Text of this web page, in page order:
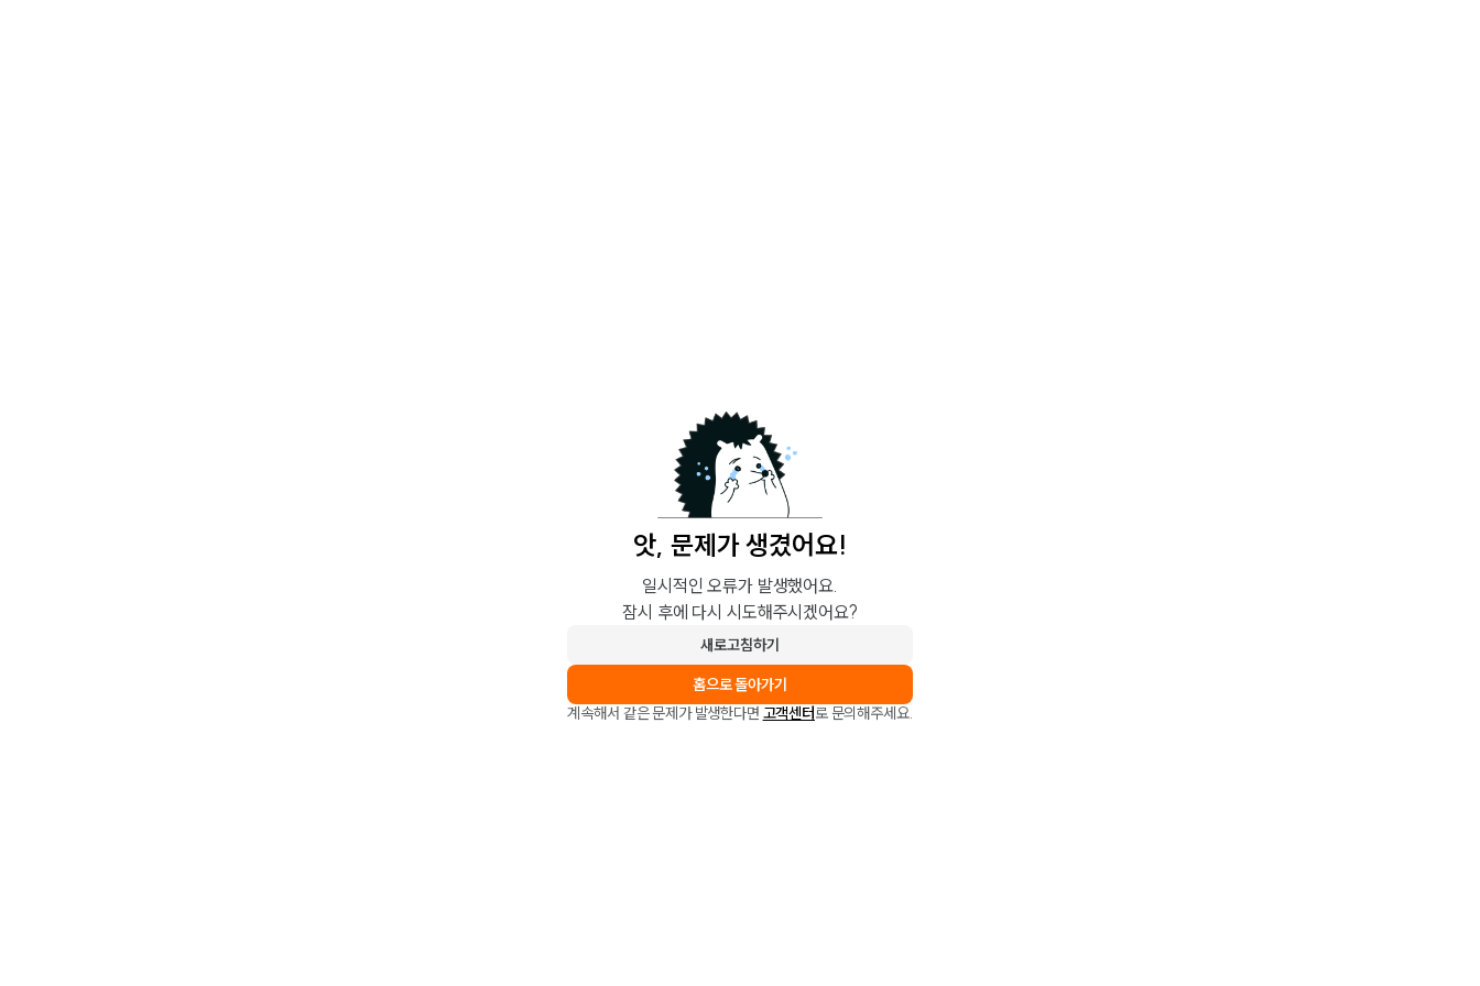
앗, 문제가 생겼어요!
일시적인 오류가 발생했어요.
잠시 후에 다시 시도해주시겠어요?
새로고침하기
홈으로 돌아가기
계속해서 같은 문제가 발생한다면 고객센터로 문의해주세요.